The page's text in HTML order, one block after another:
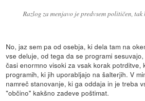
Razlog za menjavo je predvsem političen, tak
No, jaz sem pa od osebja, ki dela tam na
vse deluje, od tega da se programi
časi enormno visoki za vsak korak potrditve,
programih, ki jih uporabljajo na šalterjih. V
namreč stanovanje, ki ga oddaja in je treba
"občino" kakšno zadeve poštimat.